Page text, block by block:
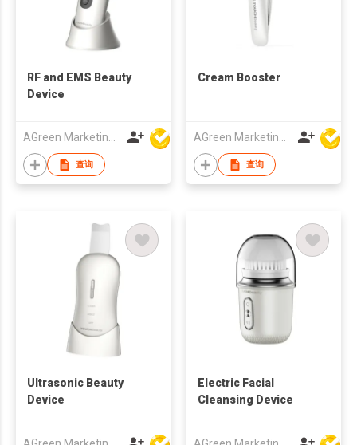
RF and EMS Beauty
Device
AGreen Marketing Limited
查询
Cream Booster
AGreen Marketing Limited
查询
Ultrasonic Beauty
Device
Electric Facial
Cleansing Device